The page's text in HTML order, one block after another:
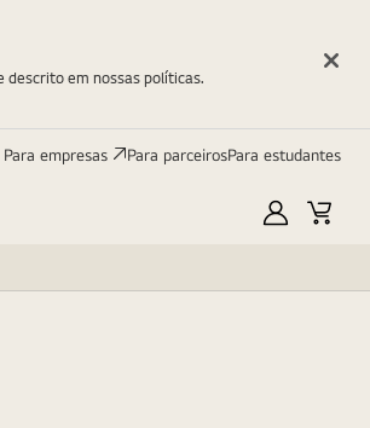
Para empresas Para parceirosPara estudantes
Minha
descrito em nossas políticas.